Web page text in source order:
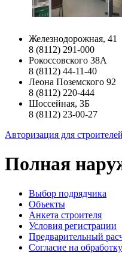
Железнодорожная, 41
8 (8112) 291-000
Рокоссовского 38А
8 (8112) 44-11-40
Леона Поземского 92
8 (8112) 220-444
Шоссейная, 3Б
8 (8112) 23-00-27
Авторизация для строителей
Полная
Выбор подрядчика
Объекты
Анкета строителя
Условия регистрации
Предварительный
Согласие на